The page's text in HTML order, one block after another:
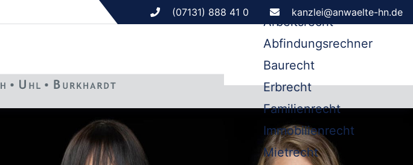
(07131) 888 41 0 kanzlei@anwaelte-hn.de
Arbeitsrecht
Abfindungsrechner
Baurecht
Erbrecht
Familienrecht
Immobilienrecht
Mietrecht